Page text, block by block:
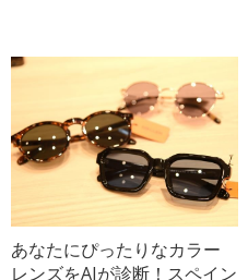
あなたにぴったりなカラー
レンズをAIが診断！スペイン